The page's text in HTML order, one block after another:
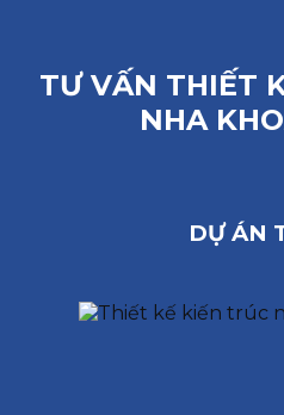
TƯ VẤN THIẾT
NHA
DỰ ÁN